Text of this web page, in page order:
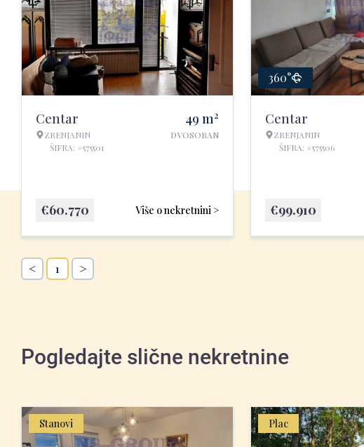
Centar
ZRENJANIN
ŠIFRA: #575501
49 m2
DVOSOBAN
Više o nekretnini >
€60.770
360°
Centar
ZRENJANIN
ŠIFRA: #575506
€99.910
< 1 >
Pogledajte slične nekretnine
Stanovi Plac